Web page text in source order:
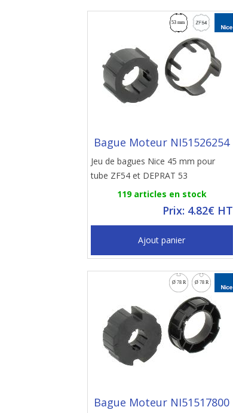
Bague Moteur NI51526254
Jeu de bagues Nice 45 mm pour
tube ZF54 et DEPRAT 53
119 articles en stock
Prix: 4.82€ HT
Ajout panier
Bague Moteur NI51517800